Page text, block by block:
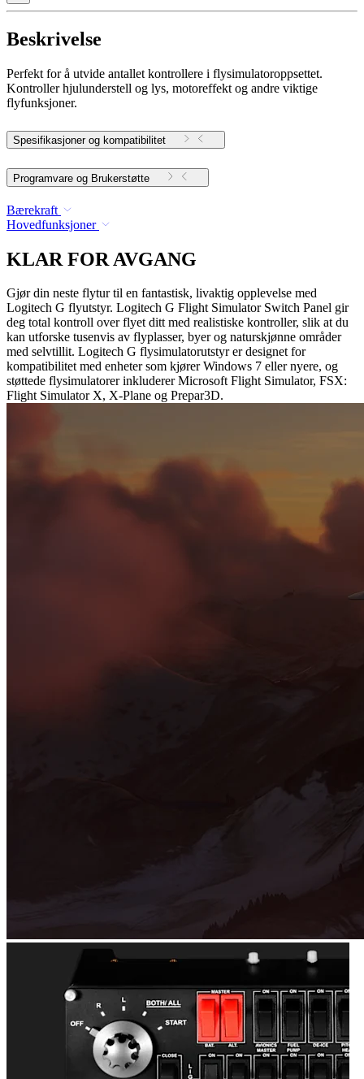
Beskrivelse
Perfekt for å utvide antallet kontrollere i flysimulatoroppsettet.
Kontroller hjulunderstell og lys, motoreffekt og andre viktige
flyfunksjoner.
Spesifikasjoner og kompatibilitet
Programvare og Brukerstøtte
Bærekraft
Hovedfunksjoner
KLAR FOR AVGANG
Gjør din neste flytur til en fantastisk, livaktig opplevelse med
Logitech G flyutstyr. Logitech G Flight Simulator Switch Panel gir
deg total kontroll over flyet ditt med realistiske kontroller, slik at du
kan utforske tusenvis av flyplasser, byer og naturskjønne områder
med selvtillit. Logitech G flysimulatorutstyr er designet for
kompatibilitet med enheter som kjører Windows 7 eller nyere, og
støttede flysimulatorer inkluderer Microsoft Flight Simulator, FSX:
Flight Simulator X, X-Plane og Prepar3D.